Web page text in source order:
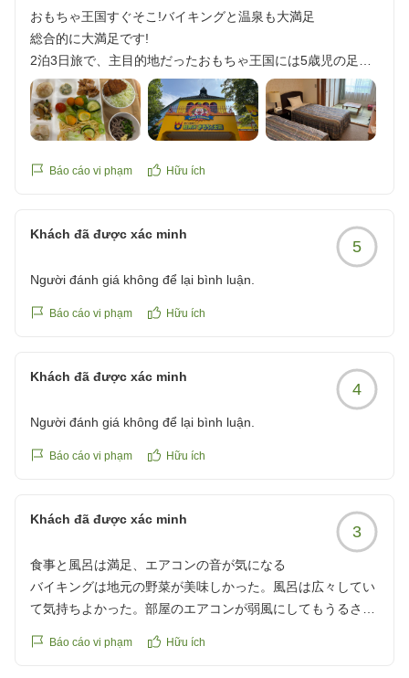
おもちゃ王国すぐそこ!バイキングと温泉も大満足
総合的に大満足です!
2泊3日旅で、主目的地だったおもちゃ王国には5歳児の足で
歩いても10分の距離という好立地。
部屋は想定内という感じでしたが、その他が期待以上でし
しており、デザートもたくさんあり、メニューの補充も早か
子どもが楽しめる作りになっています。
宿泊プランに優待券が含まれており、ホテルで実施されてい
る縁日や花火も楽しめ、1日中色々な遊びができました。雨
が降っても手持ち無沙汰になることはないと思います。
添い寝は難しかったですが、敷布団も用意されていたので、
熊対策を何かやられているか案内等あればさらに安心できま
したが、また機会があれば使わせてもらおうと思います。
https://review.travel.rakuten.co.jp/hotel/voice/11009?
Báo cáo vi phạm Hữu ích
Khách đã được xác minh
5
Người đánh giá không để lại bình luận.
Báo cáo vi phạm Hữu ích
Khách đã được xác minh
4
Người đánh giá không để lại bình luận.
Báo cáo vi phạm Hữu ích
Khách đã được xác minh
3
食事と風呂は満足、エアコンの音が気になる
バイキングは地元の野菜が美味しかった。風呂は広々してい
て気持ちよかった。部屋のエアコンが弱風にしてもうるさ
クチコミの詳細はこちらから
Báo cáo vi phạm Hữu ích